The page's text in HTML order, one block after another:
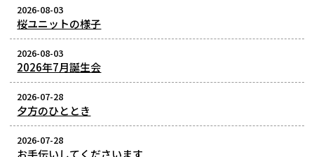
2026-08-03
桜ユニットの様子
2026-08-03
2026年7月誕生会
2026-07-28
夕方のひととき
2026-07-28
お手伝いしてくださいます